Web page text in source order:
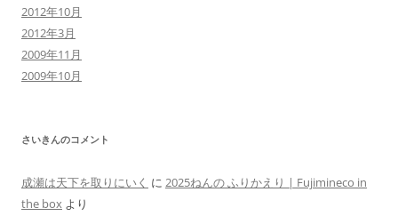
2012年10月
2012年3月
2009年11月
2009年10月
さいきんのコメント
成瀬は天下を取りにいく に 2025ねんの ふりかえり | Fujimineco in
the box より